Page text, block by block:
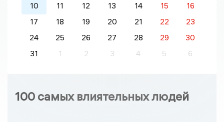
10
11 12 13 14 15
16
17
18 19 20 21 22
23
24
25 26 27 28 29
30
31
1 2 3 4 5 6
100 самых влиятельных людей